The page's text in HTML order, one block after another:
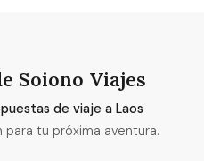
Soiono Viajes
de viaje a Laos
tu próxima aventura.